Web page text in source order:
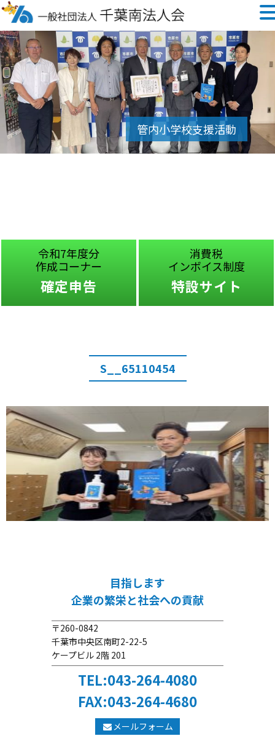
令和7年度分
作成コーナー
確定申告
消費税
インボイス制度
特設サイト
S__65110454
目指します
企業の繁栄と社会への貢献
〒260-0842
千葉市中央区南町2-22-5
ケープビル 2階 201
TEL:043-264-4080
FAX:043-264-4680
メールフォーム